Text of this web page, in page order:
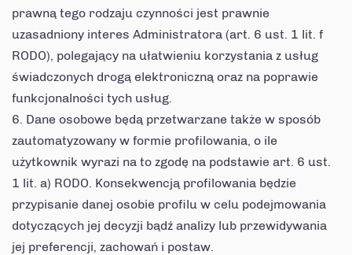
prawną tego rodzaju czynności jest prawnie
uzasadniony interes Administratora (art. 6 ust. 1 lit. f
RODO), polegający na ułatwieniu korzystania z usług
świadczonych drogą elektroniczną oraz na poprawie
funkcjonalności tych usług.
Dane osobowe będą przetwarzane także w sposób
zautomatyzowany w formie profilowania, o ile
użytkownik wyrazi na to zgodę na podstawie art. 6 ust.
1 lit. a) RODO. Konsekwencją profilowania będzie
przypisanie danej osobie profilu w celu podejmowania
dotyczących jej decyzji bądź analizy lub przewidywania
jej preferencji, zachowań i postaw.